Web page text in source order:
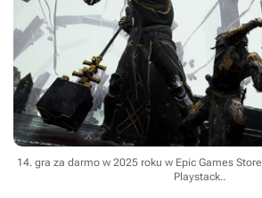
14. gra za darmo w 2025 roku w Epic Games Store
Playstack..